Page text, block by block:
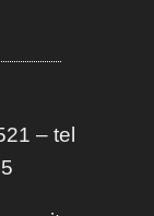
– tel